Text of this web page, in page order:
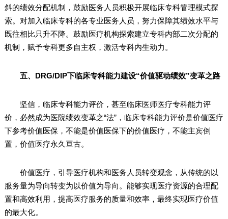
斜的绩效分配机制，鼓励医务人员积极开展临床专科管理模式探
索。对加入临床专科的各专业医务人员，努力保障其绩效水平与
既往相比只升不降。鼓励医疗机构探索建立专科内部二次分配的
机制，赋予专科更多自主权，激活专科内生动力。
五、DRG/DIP下临床专科能力建设“价值驱动绩效”变革之路
坚信，临床专科能力评价，甚至临床医师医疗专科能力评
价，必然成为医院绩效变革之“法”，临床专科能力评价是价值医疗
下参考价值医保，不能是价值医保下的价值医疗，不能主宾倒
置，价值医疗永久亘古。
价值医疗，引导医疗机构和医务人员转变观念，从传统的以
服务量为导向转变为以价值为导向。能够实现医疗资源的合理配
置和高效利用，提高医疗服务的质量和效率，最终实现医疗价值
的最大化。